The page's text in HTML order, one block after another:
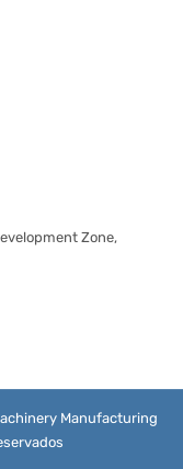
Zone,
Manufacturing